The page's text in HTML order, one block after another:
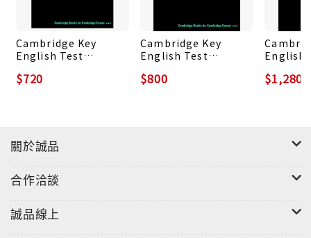
Cambridge Key
English Test
(+Answers)
$720
Cambridge Key
English Test
(+Answers)
$800
English
$1,280
關於誠品
合作洽談
誠品線上